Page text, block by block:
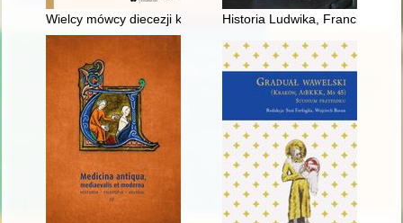
Wielcy mówcy diecezji katowickiej (1925-1975)
Historia Ludwika, Franciszka i